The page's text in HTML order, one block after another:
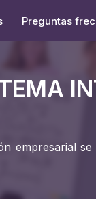
Preguntas
empresarial